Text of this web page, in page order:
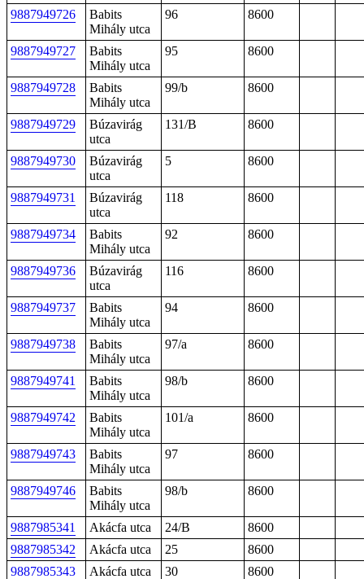
9887949726
Babits
Mihály utca
96 8600
9887949727
Babits
Mihály utca
95 8600
9887949728
Babits
Mihály utca
99/b 8600
9887949729
Búzavirág
utca
131/B 8600
9887949730
Búzavirág
utca
5 8600
9887949731
Búzavirág
utca
118 8600
9887949734
Babits
Mihály utca
92 8600
9887949736
Búzavirág
utca
116 8600
9887949737
Babits
Mihály utca
94 8600
9887949738
Babits
Mihály utca
97/a 8600
9887949741
Babits
Mihály utca
98/b 8600
9887949742
Babits
Mihály utca
101/a 8600
9887949743
Babits
Mihály utca
97 8600
9887949746
Babits
Mihály utca
98/b 8600
9887985341 Akácfa utca 24/B
8600
9887985342
Akácfa utca 25
8600
9887985343
Akácfa utca 30 8600